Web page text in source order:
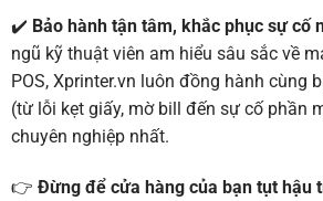
✔️ Bảo hành tận tâm, khắc phục sự cố
ngũ kỹ thuật viên am hiểu sâu sắc về
POS, Xprinter.vn luôn đồng hành cùng
(từ lỗi kẹt giấy, mờ bill đến sự cố phần
chuyên nghiệp nhất.
👉 Đừng để cửa hàng của bạn tụt hậu